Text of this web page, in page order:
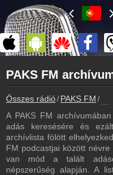
myonlineradio.hu
PAKS FM
Vissza a PAKS FM oldalára
Bejelentkezés
Hozz létre saját fiókot!
Hírek
PAKS FM kapcsolatos hírek
Összes rádió PAKS FM
A PAKS FM
adás keresésére és
archívlista fölött
FM podcastjai között
van mód a talált
népszerűség alapján. A